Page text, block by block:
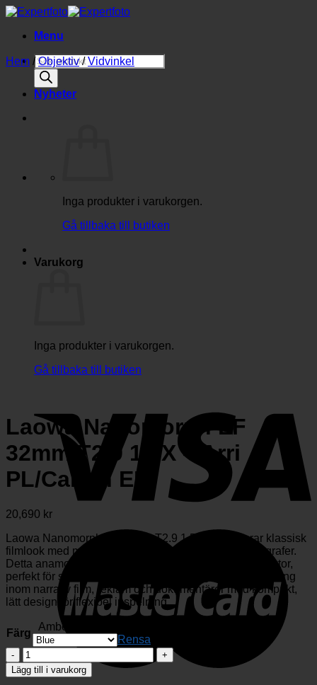
Skip
contentMenu
Produktsökning
Nyheter
Inga produkter i varukorgen.
Gå tillbaka till butiken
Varukorg
Inga produkter i varukorgen.
Gå tillbaka till butiken
Hem / Objektiv / Vidvinkel
Laowa Nanomorph LF
32mm T2.9 1.5X – Arri
PL/Canon EF
20,690 kr
Laowa Nanomorph LF 32mm T2.9 1.5X kombinerar klassisk
filmlook med modern optik för professionella filmfotografer.
Detta anamorfiska objektiv levererar unik 1.5X klämfaktor,
perfekt för storformatssensorer och mångsidig användning
inom narrativ film, reklam och dokumentärer med kompakt,
lätt design för flexibel inspelning.
Färg
Amber
Rensa
Laowa
Nanomorph
LF
Lägg till i varukorg